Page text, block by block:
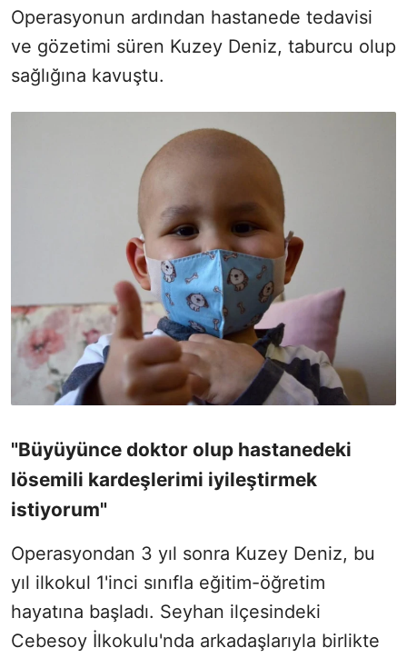
Operasyonun ardından hastanede tedavisi
ve gözetimi süren Kuzey Deniz, taburcu olup
sağlığına kavuştu.
"Büyüyünce doktor olup hastanedeki
lösemili kardeşlerimi iyileştirmek
istiyorum"
Operasyondan 3 yıl sonra Kuzey Deniz, bu
yıl ilkokul 1'inci sınıfla eğitim-öğretim
hayatına başladı. Seyhan ilçesindeki
Cebesoy İlkokulu'nda arkadaşlarıyla birlikte